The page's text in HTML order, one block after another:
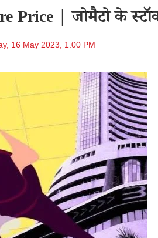
Price | जोमैटो के
16 May 2023, 1.00 PM